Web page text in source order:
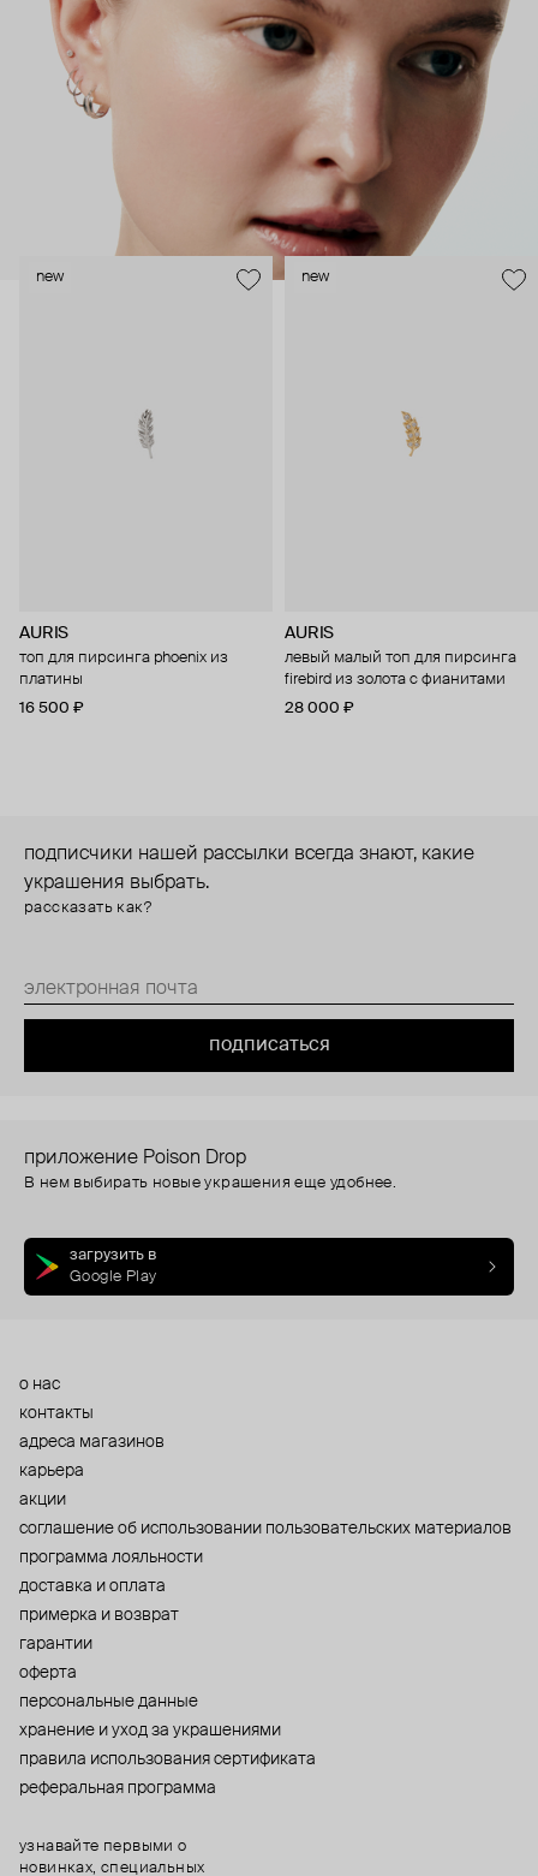
стилисты (благодаря им дизайн соответствует трендам, а
украшения легко сочетаются между собой).
Украшения AURIS – для тех, кто открыто выражает себя, но
делает это интеллигентно и по-взрослому.
new
AURIS
топ для пирсинга phoenix из
платины
16 500 ₽
new
AURIS
левый малый топ для пирсинга
firebird из золота с фианитами
28 000 ₽
подписчики нашей рассылки всегда знают, какие
украшения выбрать.
рассказать как?
подписаться
приложение Poison Drop
В нем выбирать новые украшения еще удобнее.
загрузить в
Google Play
о нас
контакты
адреса магазинов
карьера
акции
cоглашение об использовании пользовательских материалов
программа лояльности
доставка и оплата
примерка и возврат
гарантии
оферта
персональные данные
хранение и уход за украшениями
правила использования сертификата
реферальная программа
узнавайте первыми о
новинках, специальных